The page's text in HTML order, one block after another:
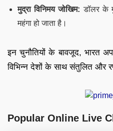
मुद्रा विनिमय जोखिम: डॉलर के
महंगा हो जाता है।
इन चुनौतियों के बावजूद, भारत
विभिन्न देशों के साथ संतुलित और
Popular Online Live